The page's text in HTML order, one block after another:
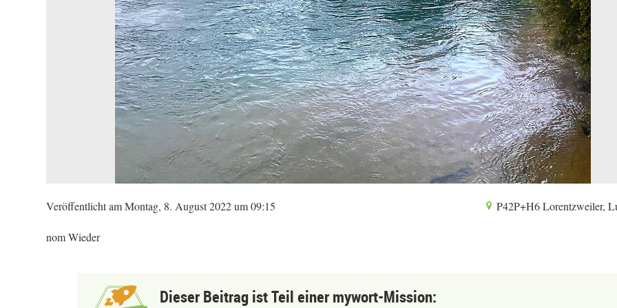
Veröffentlicht am Montag, 8. August 2022 um 09:15 P42P+H6 Lorentzweiler,
nom Wieder
Dieser Beitrag ist Teil einer mywort-Mission: